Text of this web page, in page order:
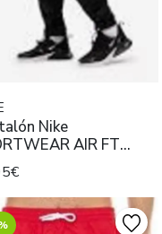
Nike
AIR FT
Negro